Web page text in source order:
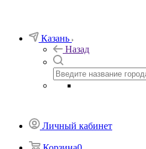
Казань
Назад
Личный кабинет